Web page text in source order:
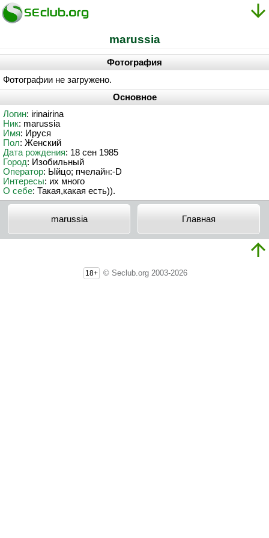
marussia
Фотография
Фотографии не загружено.
Основное
Логин: irinairina
Ник: marussia
Имя: Ируся
Пол: Женский
Дата рождения: 18 сен 1985
Город: Изобильный
Оператор: Ыйцо; пчелайн:-D
Интересы: их много
О себе: Такая,какая есть)).
marussia Главная
18+ © Seclub.org 2003-2026